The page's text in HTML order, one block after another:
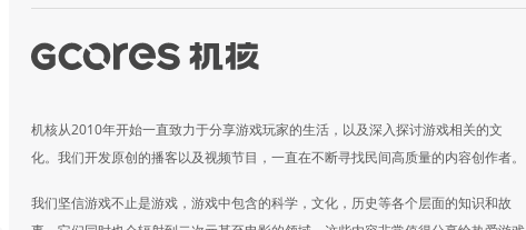
机核从2010年开始一直致力于分享游戏玩家的生活，以及深入探讨游戏相关的文
化。我们开发原创的播客以及视频节目，一直在不断寻找民间高质量的内容创作者。
我们坚信游戏不止是游戏，游戏中包含的科学，文化，历史等各个层面的知识和故